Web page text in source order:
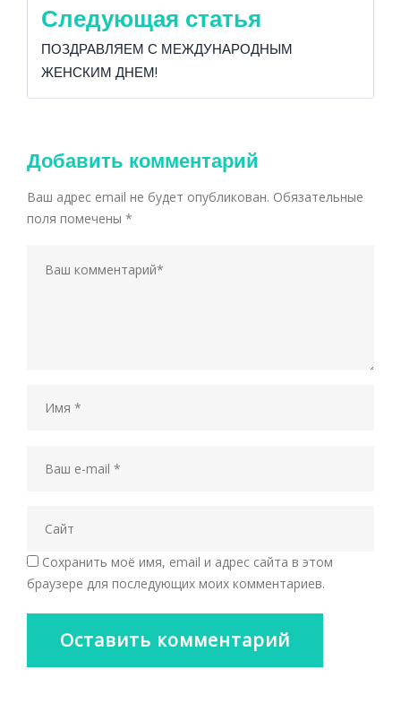
Следующая статья
ПОЗДРАВЛЯЕМ С МЕЖДУНАРОДНЫМ
ЖЕНСКИМ ДНЕМ!
Добавить комментарий
Ваш адрес email не будет опубликован. Обязательные
поля помечены *
Сохранить моё имя, email и адрес сайта в этом
браузере для последующих моих комментариев.